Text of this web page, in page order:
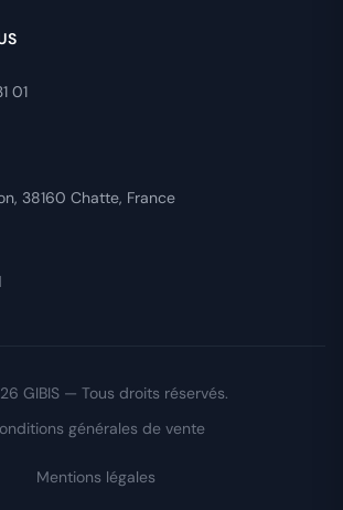
01
38160 Chatte, France
GIBIS — Tous droits réservés.
générales de vente
Mentions légales